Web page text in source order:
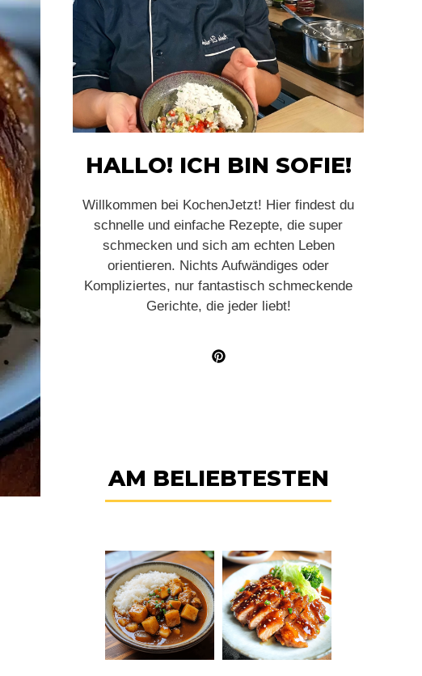
HALLO! ICH BIN SOFIE!
Willkommen bei KochenJetzt! Hier findest du
schnelle und einfache Rezepte, die super
schmecken und sich am echten Leben
orientieren. Nichts Aufwändiges oder
Kompliziertes, nur fantastisch schmeckende
Gerichte, die jeder liebt!
AM BELIEBTESTEN